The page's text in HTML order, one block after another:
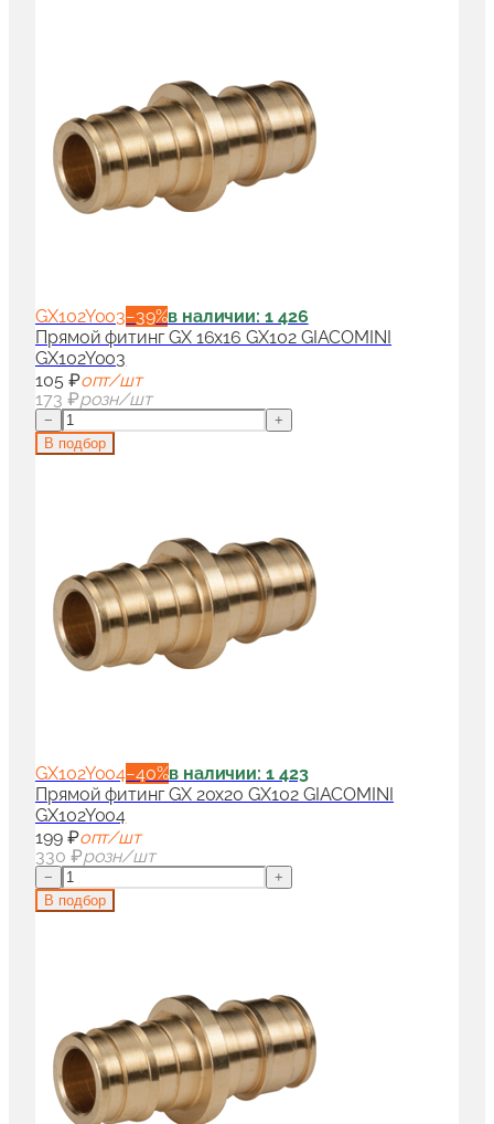
GX102Y003−39%в наличии: 1 426
Прямой фитинг GX 16x16 GX102 GIACOMINI
GX102Y003
105 ₽опт/шт
173 ₽розн/шт
−
+
В подбор
GX102Y004−40%в наличии: 1 423
Прямой фитинг GX 20x20 GX102 GIACOMINI
GX102Y004
199 ₽опт/шт
330 ₽розн/шт
−
+
В подбор